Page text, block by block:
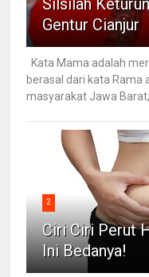
Silsilah
Gentur Cianjur
Kata Mama adalah
berasal dari kata Rama
masyarakat Jawa
2
Ciri Ciri Perut
Ini Bedanya!